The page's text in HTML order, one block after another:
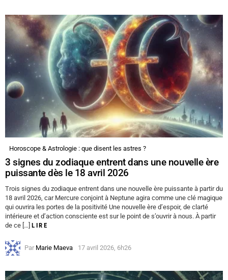
Horoscope & Astrologie : que disent les astres ?
3 signes du zodiaque entrent dans une nouvelle ère
puissante dès le 18 avril 2026
Trois signes du zodiaque entrent dans une nouvelle ère puissante à partir du
18 avril 2026, car Mercure conjoint à Neptune agira comme une clé magique
qui ouvrira les portes de la positivité Une nouvelle ère d’espoir, de clarté
intérieure et d’action consciente est sur le point de s’ouvrir à nous. À partir
de ce […] LIRE
Par Marie Maeva 17 avril 2026, 6h26